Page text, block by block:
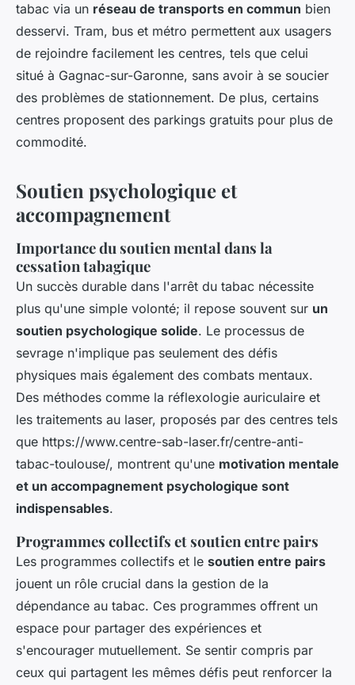
tabac via un réseau de transports en commun bien
desservi. Tram, bus et métro permettent aux usagers
de rejoindre facilement les centres, tels que celui
situé à Gagnac-sur-Garonne, sans avoir à se soucier
des problèmes de stationnement. De plus, certains
centres proposent des parkings gratuits pour plus de
commodité.
Soutien psychologique et
accompagnement
Importance du soutien mental dans la
cessation tabagique
Un succès durable dans l'arrêt du tabac nécessite
plus qu'une simple volonté; il repose souvent sur un
soutien psychologique solide. Le processus de
sevrage n'implique pas seulement des défis
physiques mais également des combats mentaux.
Des méthodes comme la réflexologie auriculaire et
les traitements au laser, proposés par des centres tels
que https://www.centre-sab-laser.fr/centre-anti-
tabac-toulouse/, montrent qu'une motivation mentale
et un accompagnement psychologique sont
indispensables.
Programmes collectifs et soutien entre pairs
Les programmes collectifs et le soutien entre pairs
jouent un rôle crucial dans la gestion de la
dépendance au tabac. Ces programmes offrent un
espace pour partager des expériences et
s'encourager mutuellement. Se sentir compris par
ceux qui partagent les mêmes défis peut renforcer la